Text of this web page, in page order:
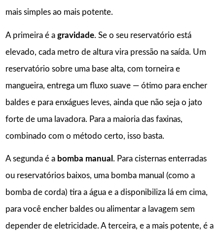
mais simples ao mais potente.
A primeira é a gravidade. Se o seu reservatório está
elevado, cada metro de altura vira pressão na saída. Um
reservatório sobre uma base alta, com torneira e
mangueira, entrega um fluxo suave — ótimo para encher
baldes e para enxágues leves, ainda que não seja o jato
forte de uma lavadora. Para a maioria das faxinas,
combinado com o método certo, isso basta.
A segunda é a bomba manual . Para cisternas enterradas
ou reservatórios baixos, uma bomba manual (como a
bomba de corda) tira a água e a disponibiliza lá em cima,
para você encher baldes ou alimentar a lavagem sem
depender de eletricidade. A terceira, e a mais potente, é a